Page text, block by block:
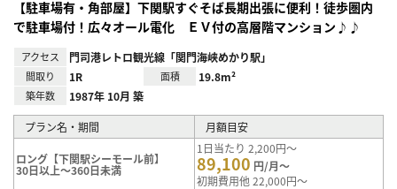
【駐車場有・角部屋】下関駅すぐそば長期出張に便利！徒歩圏内
で駐車場付！広々オール電化 ＥＶ付の高層階マンション♪♪
アクセス 門司港レトロ観光線「関門海峡めかり駅」
間取り 1R 面積 19.8m²
築年数 1987年 10月 築
プラン名・期間 月額目安
ロング【下関駅シーモール前】
30日以上～360日未満
1日当たり 2,200円～
89,100 円/月～
初期費用他 22,000円～